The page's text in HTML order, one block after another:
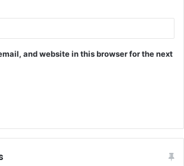
and website in this browser for the next